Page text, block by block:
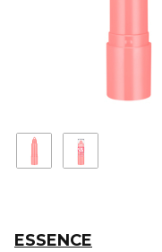
ESSENCE